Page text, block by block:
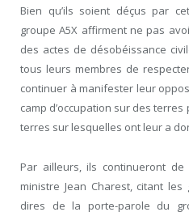
Bien qu’ils soient déçus par
groupe A5X affirment ne pas
des actes de désobéissance
tous leurs membres de
continuer à manifester leur
camp d’occupation sur des
terres sur lesquelles ont leur a
Par ailleurs, ils continueront
ministre Jean Charest, citant
dires de la porte-parole du